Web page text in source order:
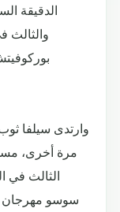
الدقيقة
وارتدى سيلفا
مرة أخرى،
سوسو مهرجان